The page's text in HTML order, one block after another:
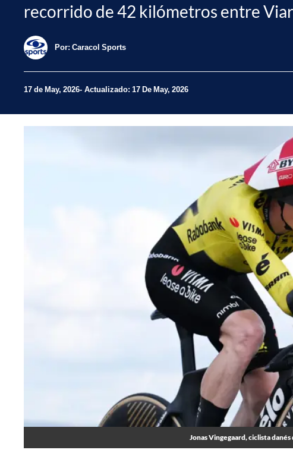
recorrido de 42 kilómetros entre
Por: Caracol Sports
17 de May, 2026 Actualizado: 17 De May, 2026
Jonas Vingegaard, ciclista